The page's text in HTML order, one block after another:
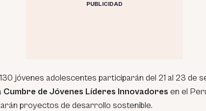
PUBLICIDAD
jóvenes adolescentes participarán del 21 al 23 de
Cumbre de Jóvenes Líderes Innovadores en el
proyectos de desarrollo sostenible.